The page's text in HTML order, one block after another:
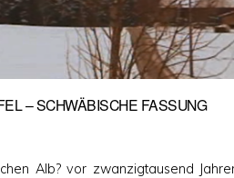
– SCHWÄBISCHE FASSUNG
Alb? vor zwanzigtausend